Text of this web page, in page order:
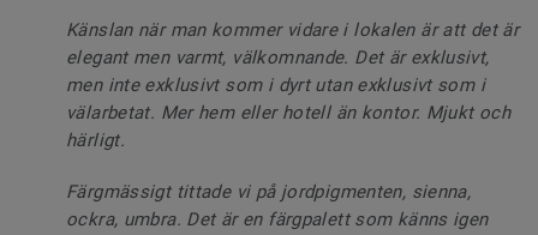
Känslan när man kommer vidare i lokalen är att det är
elegant men varmt, välkomnande. Det är exklusivt,
men inte exklusivt som i dyrt utan exklusivt som i
välarbetat. Mer hem eller hotell än kontor. Mjukt och
härligt.
Färgmässigt tittade vi på jordpigmenten, sienna,
ockra, umbra. Det är en färgpalett som känns igen